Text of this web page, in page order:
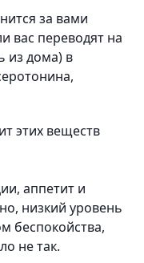
за вами
вас переводят на
из дома) в
этих веществ
аппетит и
низкий уровень
беспокойства,
не так.